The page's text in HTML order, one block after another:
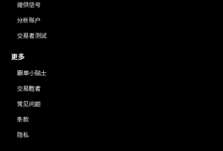
提供信号
分析账户
交易者测试
更多
跟单小贴士
交易胜者
常见问题
条款
隐私